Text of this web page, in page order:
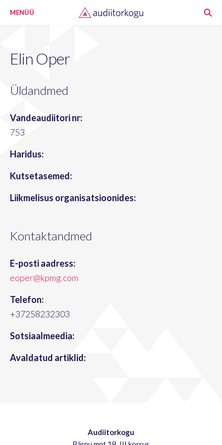
Elin Oper
Üldandmed
Vandeaudiitori nr:
753
Haridus:
Kutsetasemed:
Liikmelisus organisatsioonides:
Kontaktandmed
E-posti aadress:
eoper@kpmg.com
Telefon:
+37258232303
Sotsiaalmeedia:
Avaldatud artiklid:
Audiitorkogu
MENÜÜ